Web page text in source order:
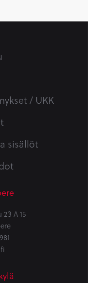
/ UKK
sisällöt
A 15